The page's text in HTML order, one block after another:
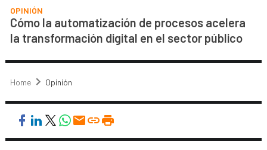
OPINIÓN
Cómo la automatización de procesos acelera
la transformación digital en el sector público
Home Opinión